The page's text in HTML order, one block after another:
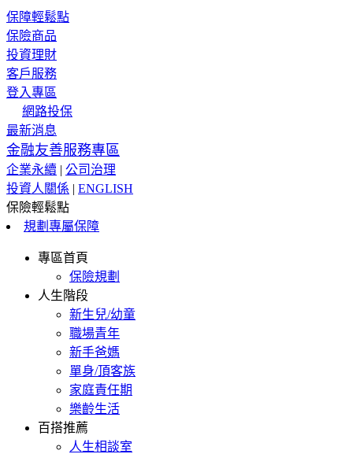
保障輕鬆點
保險商品
投資理財
客戶服務
登入專區
網路投保
最新消息
金融友善服務專區
企業永續 | 公司治理
投資人關係 | ENGLISH
保險輕鬆點
規劃專屬保障
專區首頁
保險規劃
人生階段
新生兒/幼童
職場青年
新手爸媽
單身/頂客族
家庭責任期
樂齡生活
百搭推薦
人生相談室